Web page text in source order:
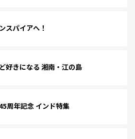
スパイアへ！
好きになる 湘南・江の島
周年記念 インド特集